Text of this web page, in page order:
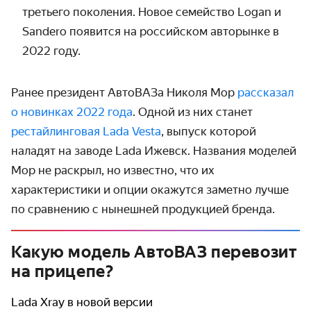
третьего поколения. Новое семейство Logan и
Sandero появится на российском авторынке в
2022 году.
Ранее президент АвтоВАЗа Николя Мор рассказал
о новинках 2022 года. Одной из них станет
рестайлинговая Lada Vesta, выпуск которой
наладят на заводе Lada Ижевск. Названия моделей
Мор не раскрыл, но известно, что их
характеристики и опции окажутся заметно лучше
по сравнению с нынешней продукцией бренда.
Какую модель АвтоВАЗ перевозит
на прицепе?
Lada Xray в новой версии